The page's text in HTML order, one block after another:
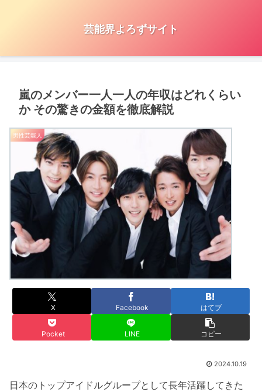
芸能界よろずサイト
嵐のメンバー一人一人の年収はどれくらい
か その驚きの金額を徹底解説
男性芸能人
X Facebook はてブ
Pocket LINE コピー
2024.10.19
日本のトップアイドルグループとして長年活躍してきた